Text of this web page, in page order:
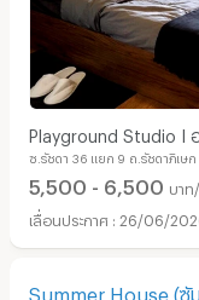
Playground Studio I
ซ.รัชดา 36 แยก 9 ถ.รัชดาภิเษ
5,500 - 6,500 บาท
26/06/
Summer House (ซั